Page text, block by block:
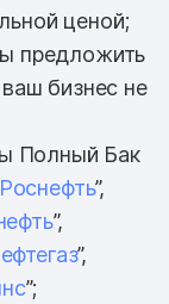
ценой;
предложить
бизнес не
Полный Бак
”,
”,
”,
”;